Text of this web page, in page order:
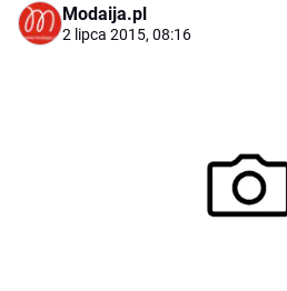
Modaija.pl
2 lipca 2015, 08:16